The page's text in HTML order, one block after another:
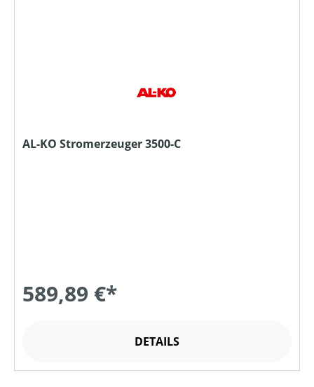
AL-KO Stromerzeuger 3500-C
589,89 €*
DETAILS